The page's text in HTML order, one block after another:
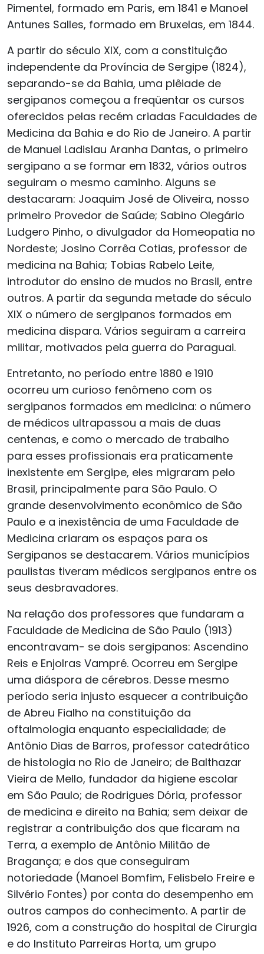
Pimentel, formado em Paris, em 1841 e Manoel
Antunes Salles, formado em Bruxelas, em 1844.
A partir do século XIX, com a constituição
independente da Província de Sergipe (1824),
separando-se da Bahia, uma plêiade de
sergipanos começou a freqüentar os cursos
oferecidos pelas recém criadas Faculdades de
Medicina da Bahia e do Rio de Janeiro. A partir
de Manuel Ladislau Aranha Dantas, o primeiro
sergipano a se formar em 1832, vários outros
seguiram o mesmo caminho. Alguns se
destacaram: Joaquim José de Oliveira, nosso
primeiro Provedor de Saúde; Sabino Olegário
Ludgero Pinho, o divulgador da Homeopatia no
Nordeste; Josino Corrêa Cotias, professor de
medicina na Bahia; Tobias Rabelo Leite,
introdutor do ensino de mudos no Brasil, entre
outros. A partir da segunda metade do século
XIX o número de sergipanos formados em
medicina dispara. Vários seguiram a carreira
militar, motivados pela guerra do Paraguai.
Entretanto, no período entre 1880 e 1910
ocorreu um curioso fenômeno com os
sergipanos formados em medicina: o número
de médicos ultrapassou a mais de duas
centenas, e como o mercado de trabalho
para esses profissionais era praticamente
inexistente em Sergipe, eles migraram pelo
Brasil, principalmente para São Paulo. O
grande desenvolvimento econômico de São
Paulo e a inexistência de uma Faculdade de
Medicina criaram os espaços para os
Sergipanos se destacarem. Vários municípios
paulistas tiveram médicos sergipanos entre os
seus desbravadores.
Na relação dos professores que fundaram a
Faculdade de Medicina de São Paulo (1913)
encontravam- se dois sergipanos: Ascendino
Reis e Enjolras Vampré. Ocorreu em Sergipe
uma diáspora de cérebros. Desse mesmo
período seria injusto esquecer a contribuição
de Abreu Fialho na constituição da
oftalmologia enquanto especialidade; de
Antônio Dias de Barros, professor catedrático
de histologia no Rio de Janeiro; de Balthazar
Vieira de Mello, fundador da higiene escolar
em São Paulo; de Rodrigues Dória, professor
de medicina e direito na Bahia; sem deixar de
registrar a contribuição dos que ficaram na
Terra, a exemplo de Antônio Militão de
Bragança; e dos que conseguiram
notoriedade (Manoel Bomfim, Felisbelo Freire e
Silvério Fontes) por conta do desempenho em
outros campos do conhecimento. A partir de
1926, com a construção do hospital de Cirurgia
e do Instituto Parreiras Horta, um grupo